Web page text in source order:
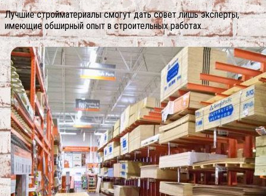
Лучшие стройматериалы смогут дать совет лишь эксперты,
имеющие обширный опыт в строительных работах…